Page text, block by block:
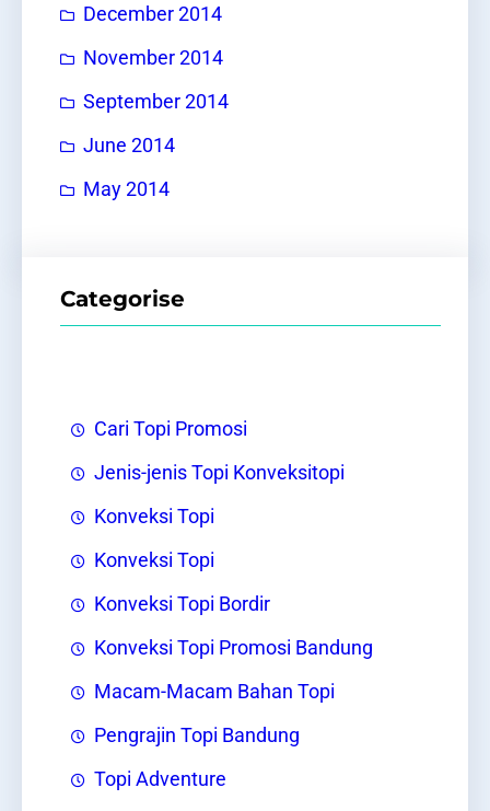
December 2014
November 2014
September 2014
June 2014
May 2014
Categorise
Cari Topi Promosi
Jenis-jenis Topi Konveksitopi
Konveksi Topi
Konveksi Topi
Konveksi Topi Bordir
Konveksi Topi Promosi Bandung
Macam-Macam Bahan Topi
Pengrajin Topi Bandung
Topi Adventure